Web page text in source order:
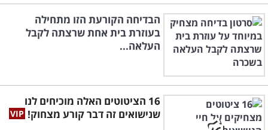
הבדיחה הקורעת הזו מתחילה
בעוזרת בית אחת שרצתה לקבל
העלאה...
16 הציטוטים האלה מוכיחים לנו
שנישואים זה דבר קורע מצחוק!